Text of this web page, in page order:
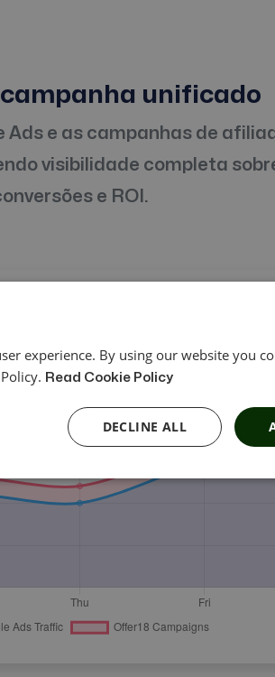
unificado
Ads e as campanhas de
visibilidade completa
e ROI.
experience. By using our website you
Read Cookie Policy
DECLINE ALL